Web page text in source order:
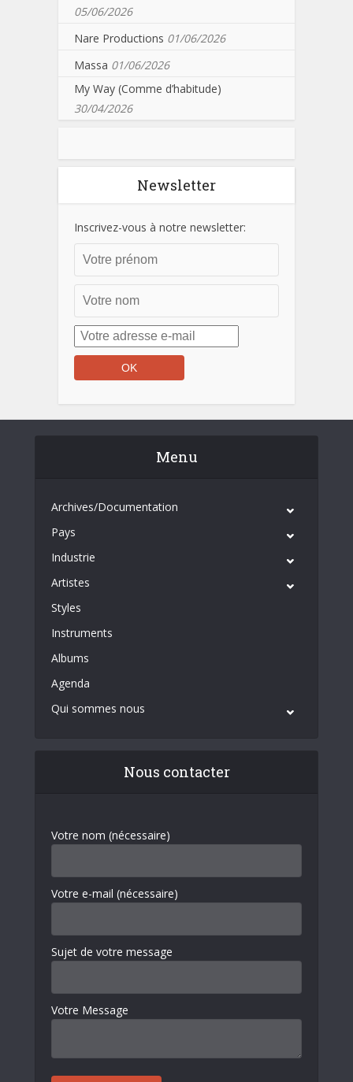
05/06/2026
Nare Productions 01/06/2026
Massa 01/06/2026
My Way (Comme d’habitude)
30/04/2026
Newsletter
Inscrivez-vous à notre newsletter:
Menu
Archives/Documentation
Pays
Industrie
Artistes
Styles
Instruments
Albums
Agenda
Qui sommes nous
Nous contacter
Votre nom (nécessaire)
Votre e-mail (nécessaire)
Sujet de votre message
Votre Message